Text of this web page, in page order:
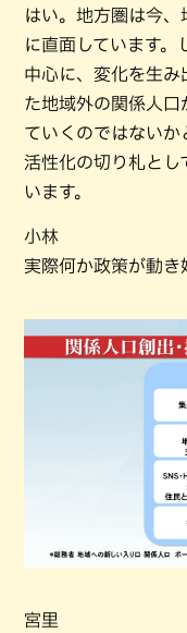
はい。地方圏は今
に直面しています。
中心に、変化を生み
た地域外の関係人口
ていくのではないか
活性化の切り札とし
います。
小林
実際何か政策が動き
宮里